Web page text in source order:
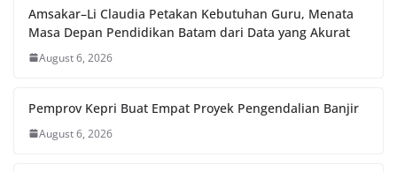
Amsakar–Li Claudia Petakan Kebutuhan Guru, Menata
Masa Depan Pendidikan Batam dari Data yang Akurat
August 6, 2026
Pemprov Kepri Buat Empat Proyek Pengendalian Banjir
August 6, 2026